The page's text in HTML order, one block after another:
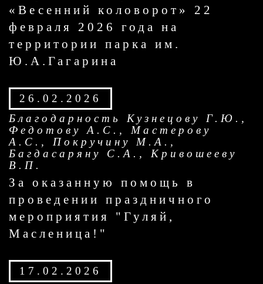
«Весенний коловорот» 22
февраля 2026 года на
территории парка им.
Ю.А.Гагарина
26.02.2026
Благодарность Кузнецову Г.Ю.,
Федотову А.С., Мастерову
А.С., Покручину М.А.,
Багдасаряну С.А., Кривошееву
В.П.
За оказанную помощь в
проведении праздничного
мероприятия "Гуляй,
Масленица!"
17.02.2026